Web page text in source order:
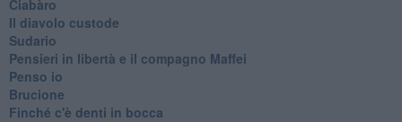
Ciabàro
Il diavolo custode
Sudario
Pensieri in libertà e il compagno Maffei
Penso io
Brucione
Finché c'è denti in bocca